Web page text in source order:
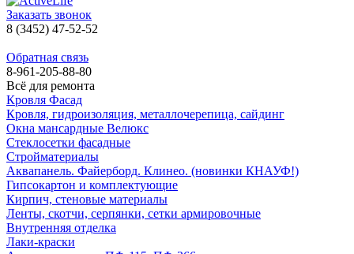
Заказать звонок
8 (3452) 47-52-52
Обратная связь
8-961-205-88-80
Всё для ремонта
Кровля Фасад
Кровля, гидроизоляция, металлочерепица, сайдинг
Окна мансардные Велюкс
Стеклосетки фасадные
Стройматериалы
Аквапанель. Файерборд. Клинео. (новинки КНАУФ!)
Гипсокартон и комплектующие
Кирпич, стеновые материалы
Ленты, скотчи, серпянки, сетки армировочные
Внутренняя отделка
Лаки-краски